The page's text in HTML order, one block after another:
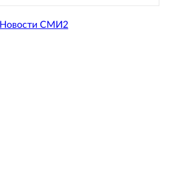
Новости СМИ2